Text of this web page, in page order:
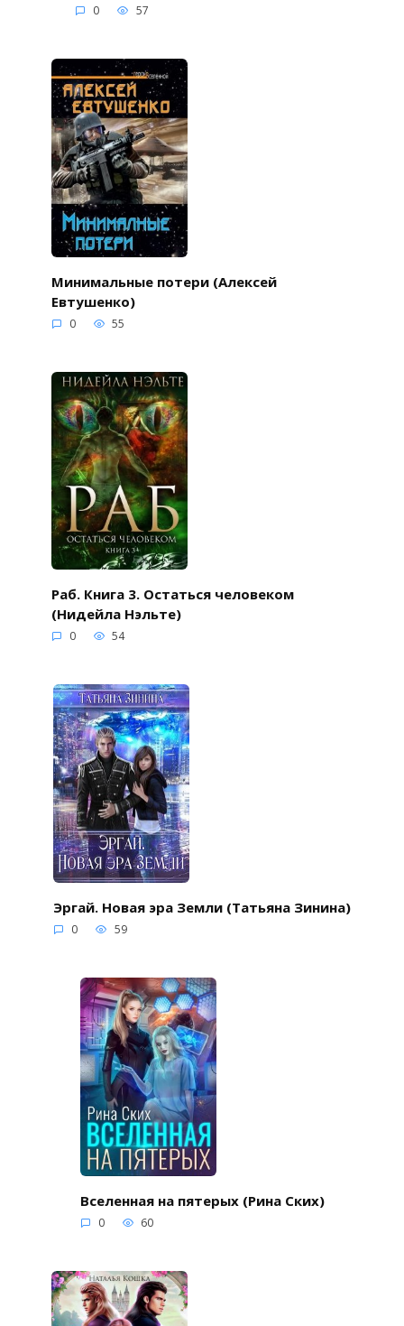
0 57
Минимальные потери (Алексей
Евтушенко)
0 55
Раб. Книга 3. Остаться человеком
(Нидейла Нэльте)
0 54
Эргай. Новая эра Земли (Татьяна Зинина)
0 59
Вселенная на пятерых (Рина Ских)
0 60